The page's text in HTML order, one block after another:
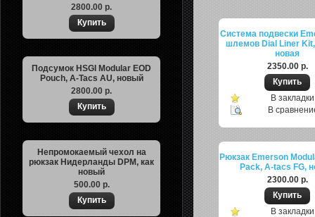
2800.00 р.
Подсумок HSGI Modular EOD
Pouch, A-Tacs AU, новый
2800.00 р.
Непромокаемый чехол на
рюкзак Нидерланды DPM, как
новый
500.00 р.
Система подвески
шлемов Dial Liner
новая
2350.00 р.
В закладки
В
Рюкзак Emerson
Pack, A-tacs FG,
2300.00 р.
В закладки